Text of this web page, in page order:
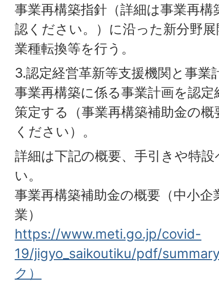
事業再構築指針（詳細は事業再
認ください。）に沿った新分野
業種転換等を行う。
3.認定経営革新等支援機関と事業
事業再構築に係る事業計画を認
策定する（事業再構築補助金の
ください）。
詳細は下記の概要、手引きや特
い。
事業再構築補助金の概要（中小企
業）
https://www.meti.go.jp/covid-
19/jigyo_saikoutiku/pdf/
ク）